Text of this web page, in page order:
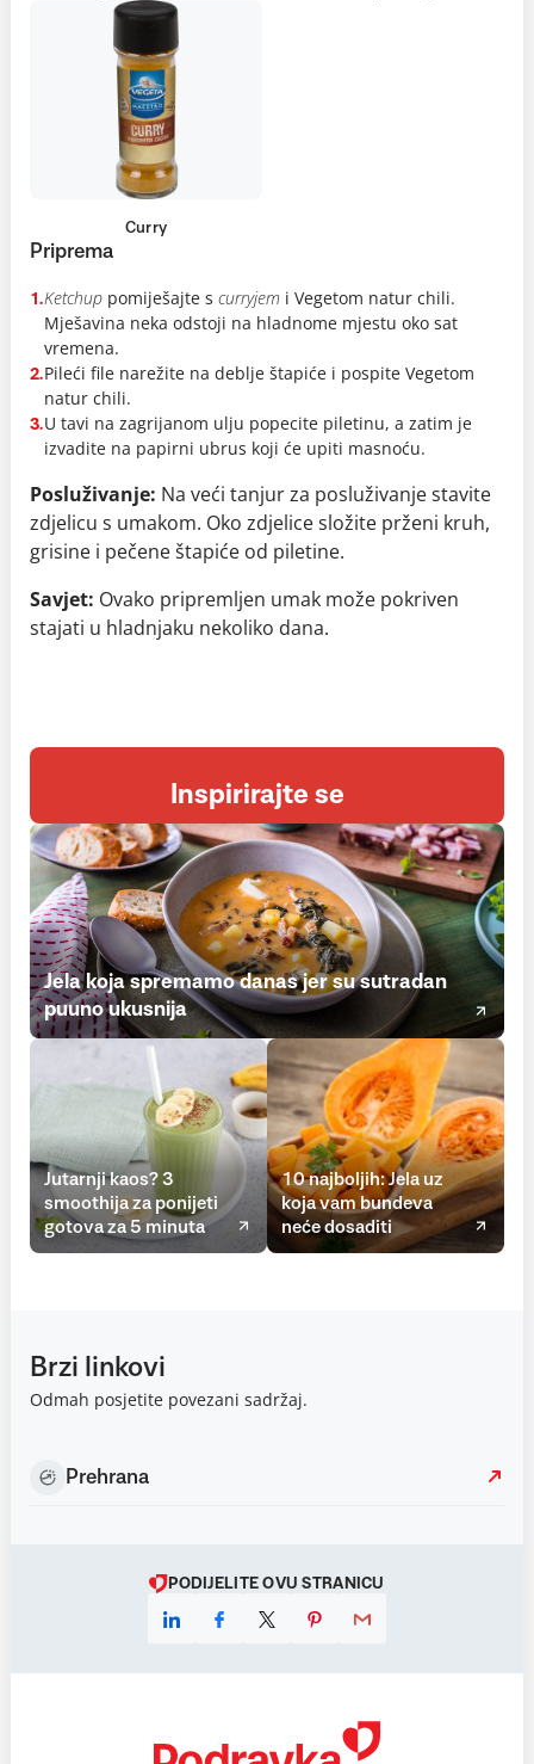
Curry
Priprema
1.Ketchuppomiješajte s curryjem i Vegetom natur chili.
Mješavina neka odstoji na hladnome mjestu oko sat
vremena.
2.Pileći file narežite na deblje štapiće i pospite Vegetom
natur chili.
3.U tavi na zagrijanom ulju popecite piletinu, a zatim je
izvadite na papirni ubrus koji će upiti masnoću.
Posluživanje: Na veći tanjur za posluživanje stavite
zdjelicu s umakom. Oko zdjelice složite prženi kruh,
grisine i pečene štapiće od piletine.
Savjet: Ovako pripremljen umak može pokriven
stajati u hladnjaku nekoliko dana.
Inspirirajte se
Jela koja spremamo danas jer su sutradan
puuno ukusnija
Jutarnji kaos? 3
smoothija za ponijeti
gotova za 5 minuta
10 najboljih: Jela uz
koja vam bundeva
neće dosaditi
Brzi linkovi
Odmah posjetite povezani sadržaj.
Prehrana
PODIJELITE OVU STRANICU